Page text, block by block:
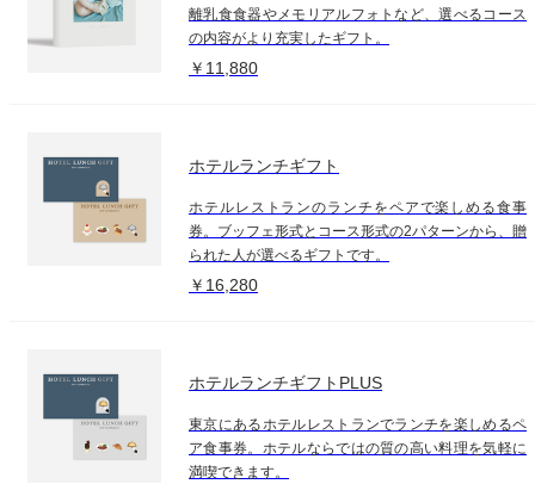
離乳食食器やメモリアルフォトなど、選べるコース
の内容がより充実したギフト。
￥11,880
ホテルランチギフト
ホテルレストランのランチをペアで楽しめる食事
券。ブッフェ形式とコース形式の2パターンから、贈
られた人が選べるギフトです。
￥16,280
ホテルランチギフトPLUS
東京にあるホテルレストランでランチを楽しめるペ
ア食事券。ホテルならではの質の高い料理を気軽に
満喫できます。